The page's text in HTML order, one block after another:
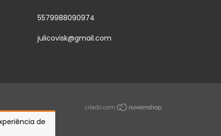
de
5579988090974
julicovisk@gmail.com